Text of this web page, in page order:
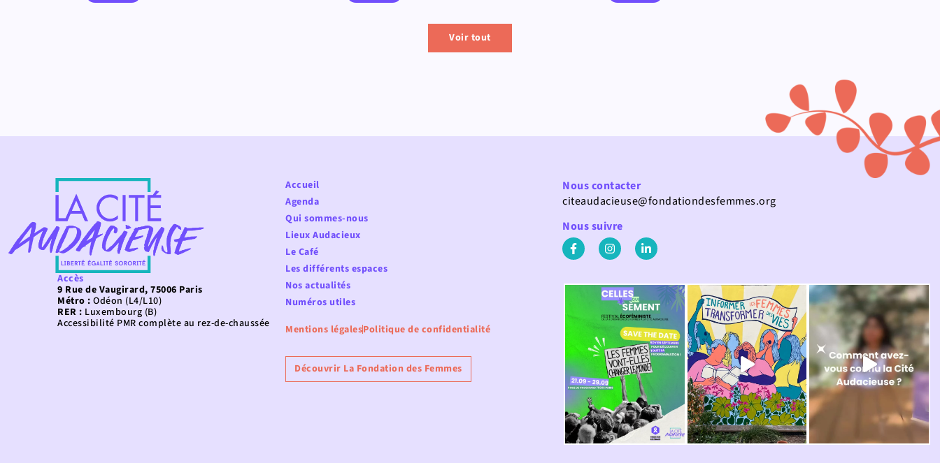
Voir tout
Accès
9 Rue de Vaugirard, 75006 Paris
Métro : Odéon (L4/L10)
RER : Luxembourg (B)
Accessibilité PMR complète au rez-de-chaussée
Accueil
Agenda
Qui sommes-nous
Lieux Audacieux
Le Café
Les différents espaces
Nos actualités
Numéros utiles
Mentions légalesPolitique de confidentialité
Découvrir La Fondation des Femmes
Nous contacter
citeaudacieuse@fondationdesfemmes.org
Nous suivre